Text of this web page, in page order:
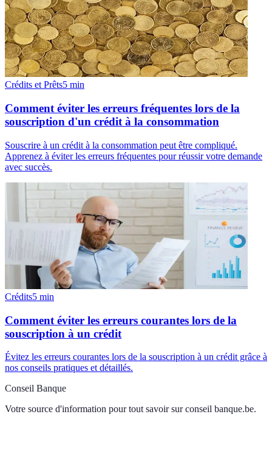
Crédits et Prêts5 min
Comment éviter les erreurs fréquentes lors de la
souscription d'un crédit à la consommation
Souscrire à un crédit à la consommation peut être compliqué.
Apprenez à éviter les erreurs fréquentes pour réussir votre demande
avec succès.
Crédits5 min
Comment éviter les erreurs courantes lors de la
souscription à un crédit
Évitez les erreurs courantes lors de la souscription à un crédit grâce à
nos conseils pratiques et détaillés.
Conseil Banque
Votre source d'information pour tout savoir sur conseil banque.be.